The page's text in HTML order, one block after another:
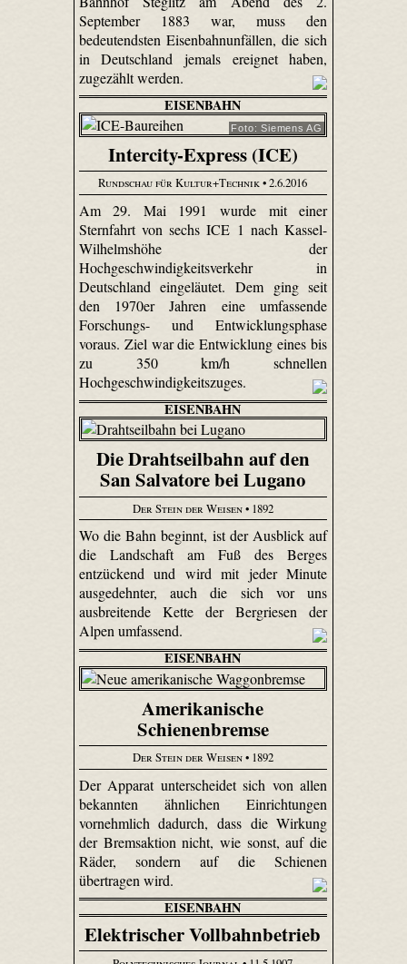
September 1883 war, muss den
bedeutendsten Eisenbahnunfällen, die sich
in Deutschland jemals ereignet haben,
zugezählt werden.
EISENBAHN
Foto: Siemens AG
Intercity-Express (ICE)
Rundschau für Kultur+Technik• 2.6.2016
Am 29. Mai 1991 wurde mit einer
Sternfahrt von sechs ICE 1 nach Kassel-
Wilhelmshöhe der
Hochgeschwindigkeitsverkehr in
Deutschland eingeläutet. Dem ging seit
den 1970er Jahren eine umfassende
Forschungs- und Entwicklungsphase
voraus. Ziel war die Entwicklung eines bis
zu 350 km/h schnellen
Hochgeschwindigkeitszuges.
EISENBAHN
Die Drahtseilbahn auf den
San Salvatore bei Lugano
Der Stein der Weisen• 1892
Wo die Bahn beginnt, ist der Ausblick auf
die Landschaft am Fuß des Berges
entzückend und wird mit jeder Minute
ausgedehnter, auch die sich vor uns
ausbreitende Kette der Bergriesen der
Alpen umfassend.
EISENBAHN
Amerikanische
Schienenbremse
Der Stein der Weisen• 1892
Der Apparat unterscheidet sich von allen
bekannten ähnlichen Einrichtungen
vornehmlich dadurch, dass die Wirkung
der Bremsaktion nicht, wie sonst, auf die
Räder, sondern auf die Schienen
übertragen wird.
EISENBAHN
Elektrischer Vollbahnbetrieb